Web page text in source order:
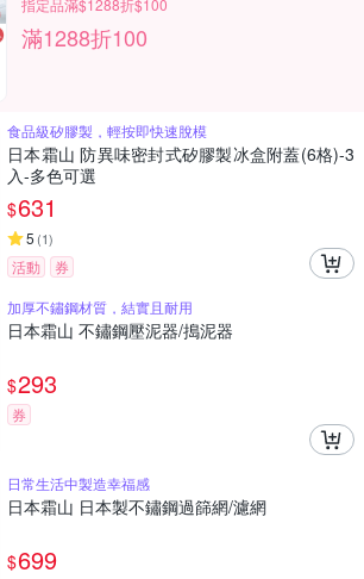
指定品滿$1288折$100
滿1288折100
食品級矽膠製，輕按即快速脫模
日本霜山 防異味密封式矽膠製冰盒附蓋(6格)-3
入-多色可選
$631
5 (1)
活動 券
加厚不鏽鋼材質，結實且耐用
日本霜山 不鏽鋼壓泥器/搗泥器
$293
券
日常生活中製造幸福感
日本霜山 日本製不鏽鋼過篩網/濾網
$699